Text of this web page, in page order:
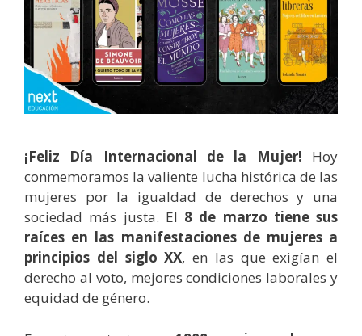
¡Feliz Día Internacional de la Mujer! Hoy
conmemoramos la valiente lucha histórica de las
mujeres por la igualdad de derechos y una
sociedad más justa. El 8 de marzo tiene sus
raíces en las manifestaciones de mujeres a
principios del siglo XX, en las que exigían el
derecho al voto, mejores condiciones laborales y
equidad de género.